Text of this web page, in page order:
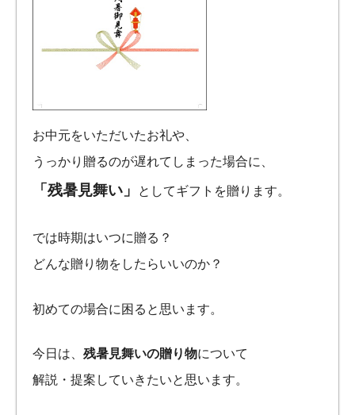
お中元をいただいたお礼や、
うっかり贈るのが遅れてしまった場合に、
「残暑見舞い」 としてギフトを贈ります。
では時期はいつに贈る？
どんな贈り物をしたらいいのか？
初めての場合に困ると思います。
今日は、 残暑見舞いの贈り物について
解説・提案していきたいと思います。